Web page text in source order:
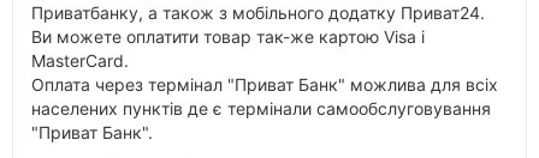
Приватбанку, а також з мобільного додатку Приват24.
Ви можете оплатити товар так-же картою Visa і
MasterCard.
Оплата через термінал "Приват Банк" можлива для всіх
населених пунктів де є термінали самообслуговування
"Приват Банк".